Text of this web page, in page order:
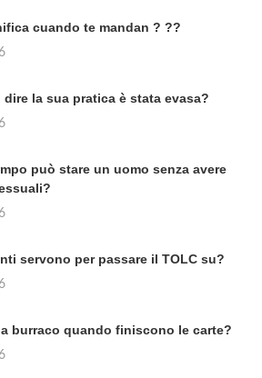
cuando te mandan ? ??
dire la sua pratica è stata evasa?
può stare un uomo senza avere
servono per passare il TOLC su?
burraco quando finiscono le carte?